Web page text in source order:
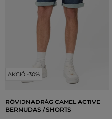
AKCIÓ -30%
RÖVIDNADRÁG CAMEL ACTIVE
BERMUDAS / SHORTS